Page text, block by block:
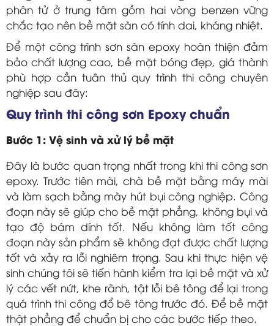
phân tử ở trung tâm gồm hai vòng benzen vững
chắc tạo nên bề mặt sàn có tính dai, kháng nhiệt.
Để một công trình sơn sàn epoxy hoàn thiện đảm
bảo chất lượng cao, bề mặt bóng đẹp, giá thành
phù hợp cần tuân thủ quy trình thi công chuyên
nghiệp sau đây:
Quy trình thi công sơn Epoxy chuẩn
Bước 1: Vệ sinh và xử lý bề mặt
Đây là bước quan trọng nhất trong khi thi công sơn
epoxy. Trước tiên mài, chà bề mặt bằng máy mài
và làm sạch bằng mày hút bụi công nghiệp. Công
đoạn này sẽ giúp cho bề mặt phẳng, không bụi và
tạo độ bám dính tốt. Nếu không làm tốt công
đoạn này sản phẩm sẽ không đạt được chất lượng
tốt và xảy ra lỗi nghiêm trọng. Sau khi thực hiện vệ
sinh chúng tôi sẽ tiến hành kiểm tra lại bề mặt và xử
lý các vết nứt, khe rãnh, tật lỗi bê tông để lại trong
quá trình thi công đổ bê tông trước đó. Để bề mặt
thật phẳng để chuẩn bị cho các bước tiếp theo.